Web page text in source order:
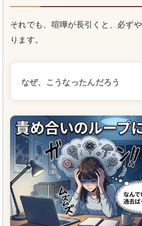
それでも、喧嘩が長引くと、必ず
ります。
なぜ、こうなったんだろう